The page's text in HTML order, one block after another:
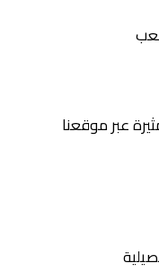
عبر موقعنا